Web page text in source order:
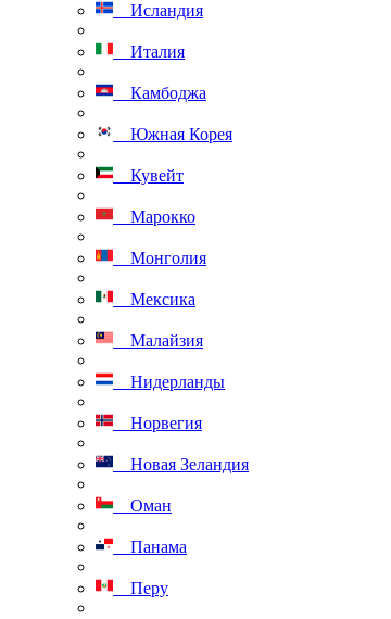
Исландия
Италия
Камбоджа
Южная Корея
Кувейт
Марокко
Монголия
Мексика
Малайзия
Нидерланды
Норвегия
Новая Зеландия
Оман
Панама
Перу